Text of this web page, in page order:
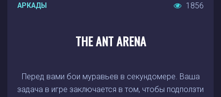
АРКАДЫ 1856
THE ANT ARENA
Перед вами бои муравьев в секундомере. Ваша
задача в игре заключается в том, чтобы подползти